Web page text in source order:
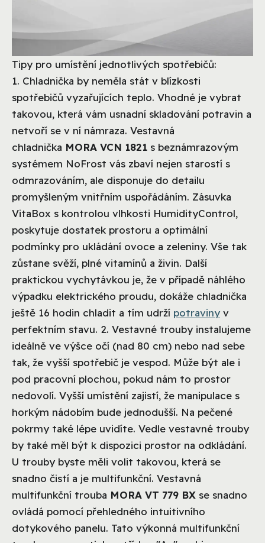
Tipy pro umístění jednotlivých spotřebičů:
1. Chladnička by neměla stát v blízkosti
spotřebičů vyzařujících teplo. Vhodné je vybrat
takovou, která vám usnadní skladování potravin a
netvoří se v ní námraza. Vestavná
chladnička MORA VCN 1821 s beznámrazovým
systémem NoFrost vás zbaví nejen starostí s
odmrazováním, ale disponuje do detailu
promyšleným vnitřním uspořádáním. Zásuvka
VitaBox s kontrolou vlhkosti HumidityControl,
poskytuje dostatek prostoru a optimální
podmínky pro ukládání ovoce a zeleniny. Vše tak
zůstane svěží, plné vitamínů a živin. Další
praktickou vychytávkou je, že v případě náhlého
výpadku elektrického proudu, dokáže chladnička
ještě 16 hodin chladit a tím udrží potraviny v
perfektním stavu. 2. Vestavné trouby instalujeme
ideálně ve výšce očí (nad 80 cm) nebo nad sebe
tak, že vyšší spotřebič je vespod. Může být ale i
pod pracovní plochou, pokud nám to prostor
nedovolí. Vyšší umístění zajistí, že manipulace s
horkým nádobím bude jednodušší. Na pečené
pokrmy také lépe uvidíte. Vedle vestavné trouby
by také měl být k dispozici prostor na odkládání.
U trouby byste měli volit takovou, která se
snadno čistí a je multifunkční. Vestavná
multifunkční trouba MORA VT 779 BX se snadno
ovládá pomocí přehledného intuitivního
dotykového panelu. Tato výkonná multifunkční